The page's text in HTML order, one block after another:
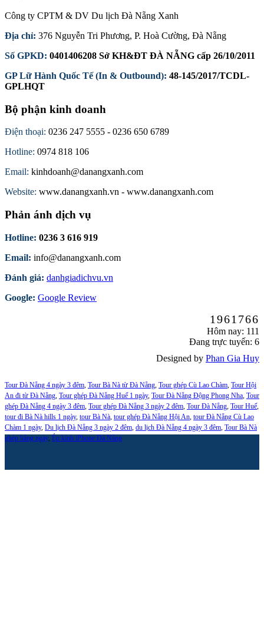
Công ty CPTM & DV Du lịch Đà Nẵng Xanh
Địa chỉ: 376 Nguyễn Tri Phương, P. Hoà Cường, Đà Nẵng
Số GPKD: 0401406208 Sở KH&ĐT ĐÀ NẴNG cấp 26/10/2011
GP Lữ Hành Quốc Tế (In & Outbound): 48-145/2017/TCDL-
GPLHQT
Bộ phận kinh doanh
Điện thoại: 0236 247 5555 - 0236 650 6789
Hotline: 0974 818 106
Email: kinhdoanh@danangxanh.com
Website: www.danangxanh.vn - www.danangxanh.com
Phản ánh dịch vụ
Hotline: 0236 3 616 919
Email: info@danangxanh.com
Đánh giá: danhgiadichvu.vn
Google: Google Review
1961766
Hôm nay: 111
Đang trực tuyến: 6
Designed by Phan Gia Huy
Tour Đà Nẵng 4 ngày 3 đêm, Tour Bà Nà từ Đà Nẵng, Tour ghép Cù Lao Chàm, Tour Hội
An đi từ Đà Nẵng, Tour ghép Đà Nẵng Huế 1 ngày, Tour Đà Nẵng Động Phong Nha, Tour
ghép Đà Nẵng 4 ngày 3 đêm, Tour ghép Đà Nẵng 3 ngày 2 đêm, Tour Đà Nẵng, Tour Huế,
tour đi Bà Nà hills 1 ngày, tour Bà Nà, tour ghép Đà Nẵng Hội An, tour Đà Nẵng Cù Lao
Chàm 1 ngày, Du lịch Đà Nẵng 3 ngày 2 đêm, du lịch Đà Nẵng 4 ngày 3 đêm, Tour Bà Nà
ghép hằng ngày, Ép kính iPhone Đà Nẵng